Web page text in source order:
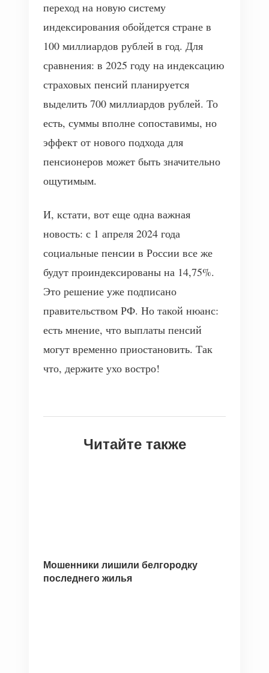
переход на новую систему
индексирования обойдется стране в
100 миллиардов рублей в год. Для
сравнения: в 2025 году на индексацию
страховых пенсий планируется
выделить 700 миллиардов рублей. То
есть, суммы вполне сопоставимы, но
эффект от нового подхода для
пенсионеров может быть значительно
ощутимым.
И, кстати, вот еще одна важная
новость: с 1 апреля 2024 года
социальные пенсии в России все же
будут проиндексированы на 14,75%.
Это решение уже подписано
правительством РФ. Но такой нюанс:
есть мнение, что выплаты пенсий
могут временно приостановить. Так
что, держите ухо востро!
Читайте также
Мошенники лишили белгородку
последнего жилья